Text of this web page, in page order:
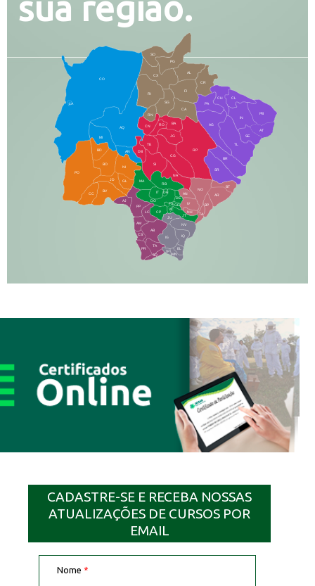
sua região.
CO
AQ
MI
AN
CX
RI
AL
CR
FI
SG
BA
CA
PA
CH CL
PB
SE
TL
AG
BR
SR
BT
AR
RP
RO
JG
CG
SI
NA
TA
NH
JT
RB
MA
IT
DR
DO
CP
JU
NV
IQ
EL
BD
BO
NI
JD
PO
BV
CC
PP
AJ
LC
AM
AB
JP
DB
TE
CS
PR
TA
SQ
IG
MN
IN
NO
BP
RN
CN
GL
AN
IV
FS
VC
GD
DE
AT
PG
SO
LA
CADASTRE-SE E RECEBA NOSSAS
ATUALIZAÇÕES DE CURSOS POR
EMAIL
Nome *